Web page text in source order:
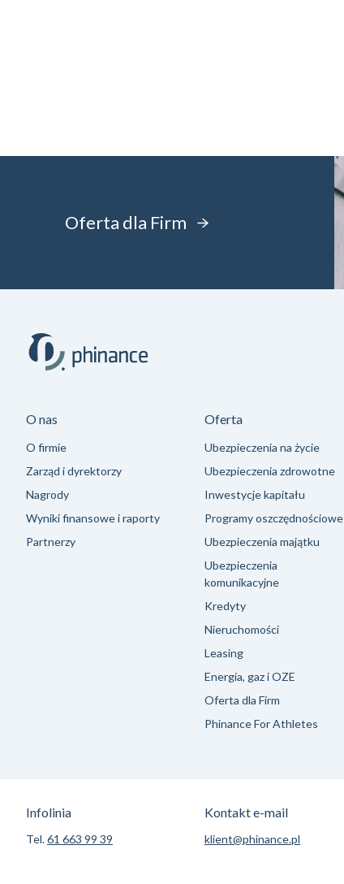
Oferta dla Firm
O nas
O firmie
Zarząd i dyrektorzy
Nagrody
Wyniki finansowe i raporty
Partnerzy
Oferta
Ubezpieczenia na życie
Ubezpieczenia zdrowotne
Inwestycje kapitału
Programy oszczędnościowe
Ubezpieczenia majątku
Ubezpieczenia
komunikacyjne
Kredyty
Nieruchomości
Leasing
Energia, gaz i OZE
Oferta dla Firm
Phinance For Athletes
Infolinia
Tel.61 663 99 39
Kontakt e-mail
klient@phinance.pl